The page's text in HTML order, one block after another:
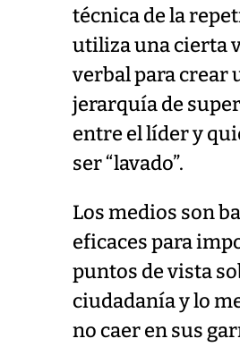
técnica de la
utiliza una cierta
verbal para crear
jerarquía de
entre el líder y
ser “lavado”.
Los medios son
eficaces para
puntos de vista
ciudadanía y lo
no caer en sus